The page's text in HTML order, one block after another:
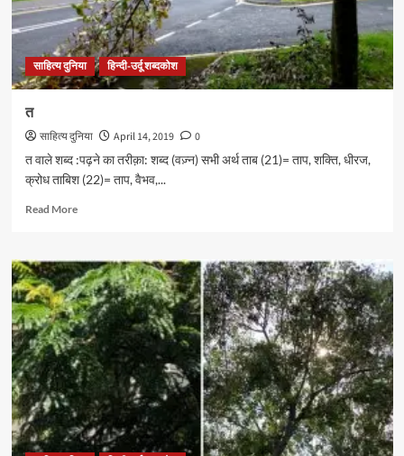
साहित्य दुनिया हिन्दी-उर्दू शब्दकोश
त
साहित्य दुनिया April 14, 2019
0
त वाले शब्द :पढ़ने का तरीक़ा: शब्द (वज़्न) सभी अर्थ ताब (21)= ताप, शक्ति, धीरज,
क्रोध ताबिश (22)= ताप, वैभव,...
Read MoreRead
त